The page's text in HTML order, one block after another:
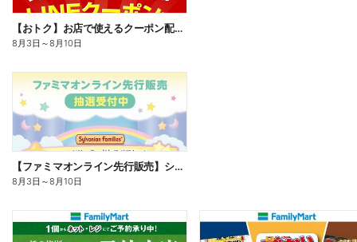
【おトク】お店で使えるクーポン配信中
8月3日 ～8月10日
【ファミマオンライン先行販売】シルバニアファミリー
8月3日 ～8月10日